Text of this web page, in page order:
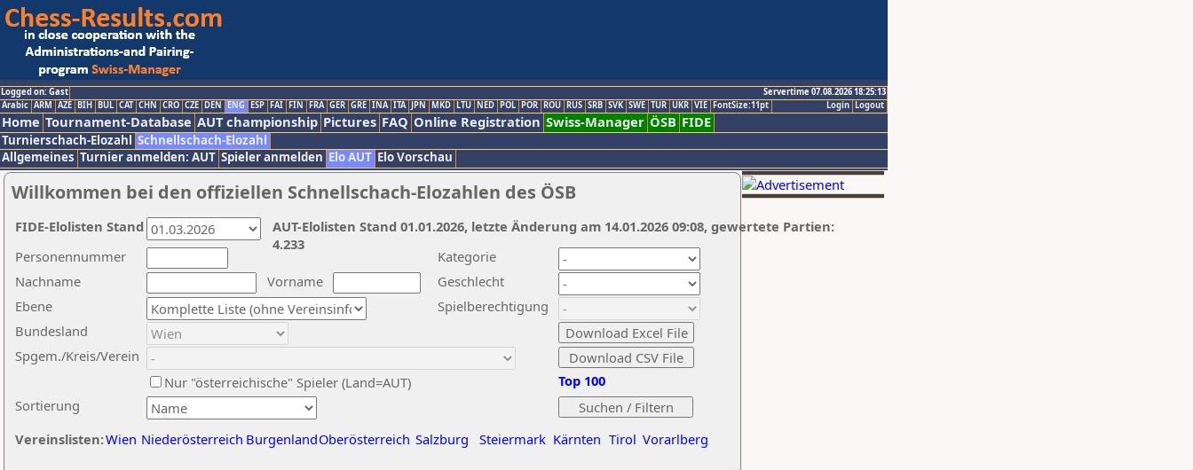
Logged on: Gast
Servertime 07.08.2026 18:25:13
Logout
Login
Arabic ARM AZE BIH BUL CAT CHN CRO CZE DEN ENG ESP FAI FIN FRA GER GRE INA ITA JPN MKD LTU NED POL POR ROU RUS SRB SVK SWE TUR UKR VIE FontSize:11pt
Home Tournament-Database AUT championship Pictures FAQ Online Registration Swiss-Manager ÖSB FIDE
Turnierschach-Elozahl Schnellschach-Elozahl
Allgemeines Turnier anmelden: AUT Spieler anmelden Elo AUT Elo Vorschau
Willkommen bei den offiziellen Schnellschach-Elozahlen des ÖSB
Nachname
Vorname
Ebene
Kategorie
Sortierung
Personennummer
Bundesland
Spgem./Kreis/Verein
Geschlecht
Nur "österreichische" Spieler (Land=AUT)
Spielberechtigung
Vereinslisten:Wien Niederösterreich BurgenlandOberösterreich Salzburg Steiermark Kärnten Tirol Vorarlberg
Top 100
AUT-Elolisten Stand 01.01.2026, letzte Änderung am 14.01.2026 09:08, gewertete Partien:
4.233
FIDE-Elolisten Stand